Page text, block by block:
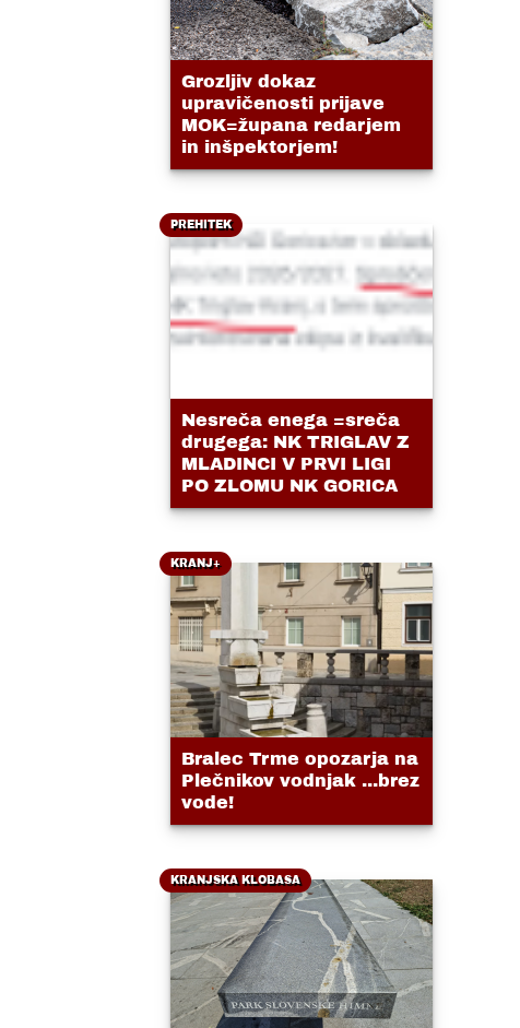
Grozljiv dokaz
upravičenosti prijave
MOK=župana redarjem
in inšpektorjem!
PREHITEK
Nesreča enega =sreča
drugega: NK TRIGLAV Z
MLADINCI V PRVI LIGI
PO ZLOMU NK GORICA
KRANJ+
Bralec Trme opozarja na
Plečnikov vodnjak ...brez
vode!
KRANJSKA KLOBASA